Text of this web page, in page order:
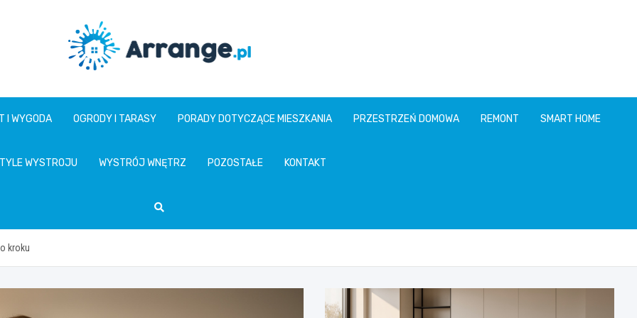
www.arrange.pl
I WYGODA OGRODY I TARASY PORADY DOTYCZĄCE MIESZKANIA PRZESTRZEŃ DOMOWA REMONT SMART HOME
WYSTROJU WYSTRÓJ WNĘTRZ POZOSTAŁE KONTAKT
kroku